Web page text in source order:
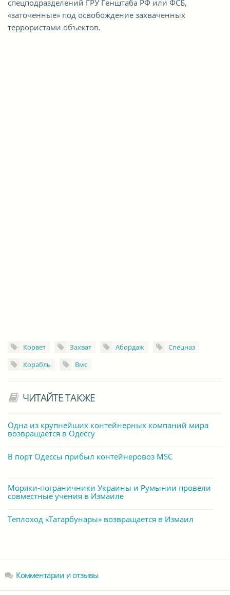
спецподразделений ГРУ Генштаба РФ или ФСБ,
«заточенные» под освобождение захваченных
террористами объектов.
Корвет Захват Абордаж
Спецназ
Корабль
Вмс
ЧИТАЙТЕ ТАКЖЕ
Одна из крупнейших контейнерных компаний мира
возвращается в Одессу
В порт Одессы прибыл контейнеровоз MSC
Моряки-пограничники Украины и Румынии провели
совместные учения в Измаиле
Теплоход «Татарбунары» возвращается в Измаил
Комментарии и отзывы